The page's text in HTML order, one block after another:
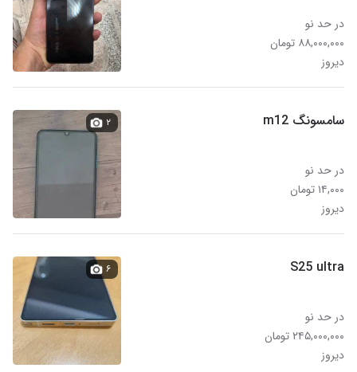
در حد نو
۸۸,۰۰۰,۰۰۰ تومان
دیروز
سامسونگ m12
در حد نو
۱۴,۰۰۰ تومان
دیروز
۲
S25 ultra
در حد نو
۲۴۵,۰۰۰,۰۰۰ تومان
دیروز
۶